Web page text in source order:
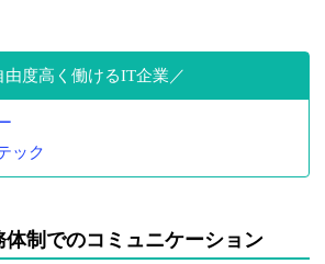
由度高く働けるIT企業
ック
制でのコミュニケーション